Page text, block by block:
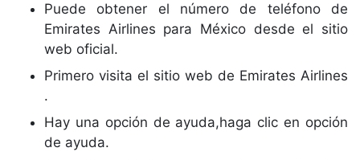
Puede obtener el número de teléfono de
Emirates Airlines para México desde el sitio
web oficial.
Primero visita el sitio web de Emirates Airlines
.
Hay una opción de ayuda,haga clic en opción
de ayuda.